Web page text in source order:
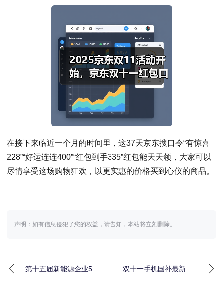
在接下来临近一个月的时间里，这37天京东搜口令“有惊喜
228”“好运连连400”“红包到手335”红包能天天领，大家可以
尽情享受这场购物狂欢，以更实惠的价格买到心仪的商品。
声明：如有信息侵犯了您的权益，请告知，本站将立刻删除。
第十五届新能源企业500
双十一手机国补最新政